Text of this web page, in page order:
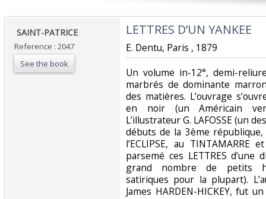
‎ SAINT-PATRICE‎
Reference : 2047
See the book
‎LETTRES D’UN YANKEE‎
‎E. Dentu, Paris , 1879‎
‎Un volume in-12°, demi-
marbrés de dominante
des matières. L’ouvrage
en noir (un Américain
L’illustrateur G. LAFOSSE (un
débuts de la 3ème
l’ECLIPSE, au
parsemé ces LETTRES
grand nombre de petits
satiriques pour la plupart).
James HARDEN-HICKEY, fut